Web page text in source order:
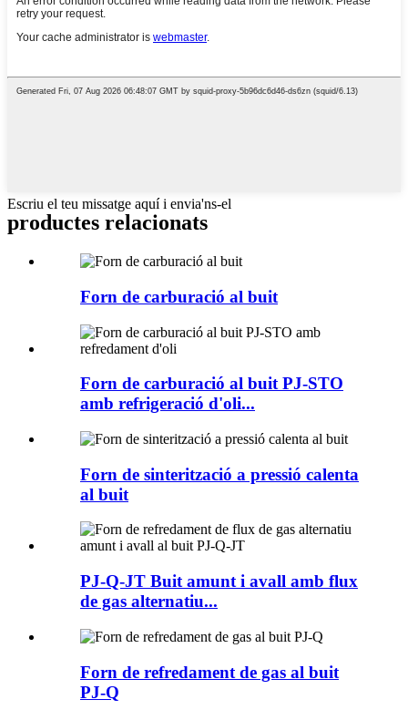
Escriu el teu missatge aquí i envia'ns-el
productes relacionats
Forn de carburació al buit
Forn de carburació al buit PJ-STO
amb refrigeració d'oli...
Forn de sinterització a pressió calenta
al buit
PJ-Q-JT Buit amunt i avall amb flux
de gas alternatiu...
Forn de refredament de gas al buit
PJ-Q